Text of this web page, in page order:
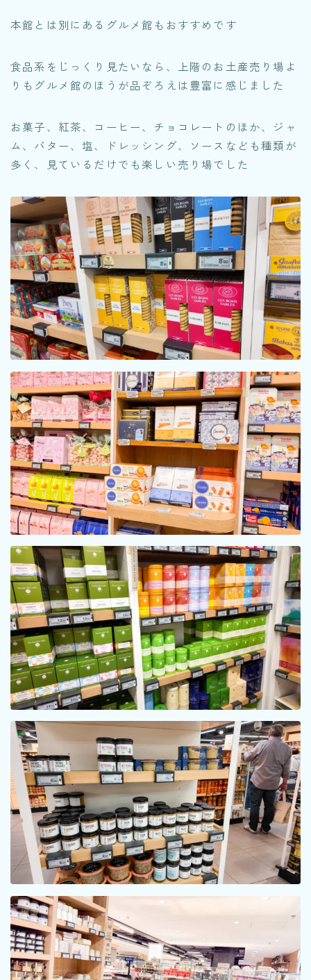
本館とは別にあるグルメ館もおすすめです
食品系をじっくり見たいなら、上階のお土産売り場よ
りもグルメ館のほうが品ぞろえは豊富に感じました
お菓子、紅茶、コーヒー、チョコレートのほか、ジャ
ム、バター、塩、ドレッシング、ソースなども種類が
多く、見ているだけでも楽しい売り場でした